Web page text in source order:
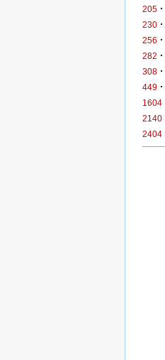
205 ·
230 ·
256 ·
282 ·
308 ·
449 ·
1604
2140
2404